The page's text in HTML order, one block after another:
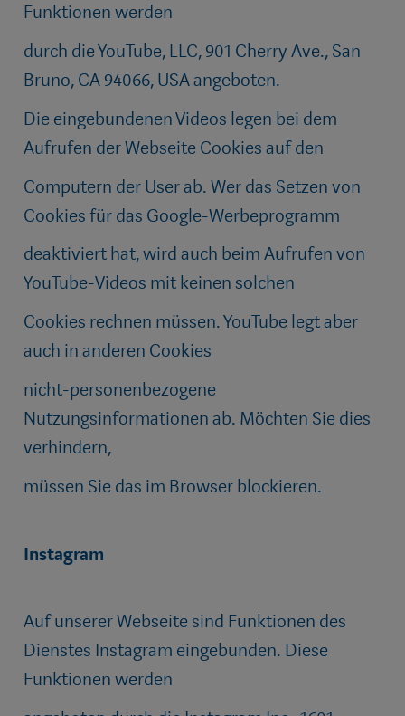
Funktionen werden
durch die YouTube, LLC, 901 Cherry Ave., San
Bruno, CA 94066, USA angeboten.
Die eingebundenen Videos legen bei dem
Aufrufen der Webseite Cookies auf den
Computern der User ab. Wer das Setzen von
Cookies für das Google-Werbeprogramm
deaktiviert hat, wird auch beim Aufrufen von
YouTube-Videos mit keinen solchen
Cookies rechnen müssen. YouTube legt aber
auch in anderen Cookies
nicht-personenbezogene
Nutzungsinformationen ab. Möchten Sie dies
verhindern,
müssen Sie das im Browser blockieren.
Instagram
Auf unserer Webseite sind Funktionen des
Dienstes Instagram eingebunden. Diese
Funktionen werden